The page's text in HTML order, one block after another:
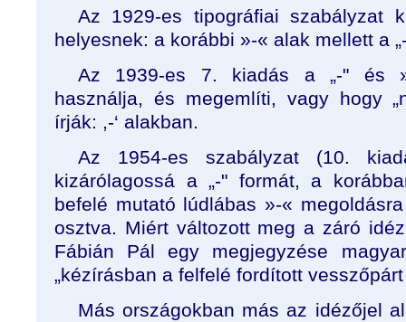
Az 1929-es tipográfiai szabályzat
helyesnek: a korábbi »-« alak mellett a
Az 1939-es 7. kiadás a „-" és
használja, és megemlíti, vagy hogy
írják: ,-‘ alakban.
Az 1954-es szabályzat (10.
kizárólagossá a „-" formát, a
befelé mutató lúdlábas »-«
osztva. Miért változott meg a záró
Fábián Pál egy megjegyzése
„kézírásban a felfelé fordított
Más országokban más az idézőjel